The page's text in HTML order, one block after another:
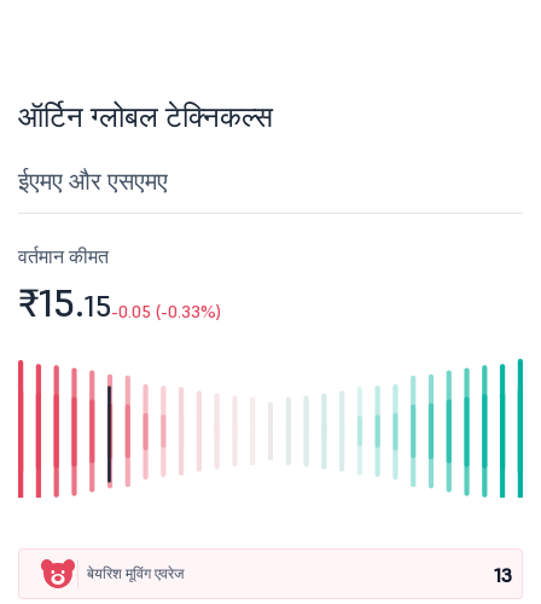
ऑर्टिन ग्लोबल टेक्निकल्स
ईएमए और एसएमए
वर्तमान कीमत
₹15.15-0.05 (-0.33%)
बेयरिश मूविंग एवरेज 13